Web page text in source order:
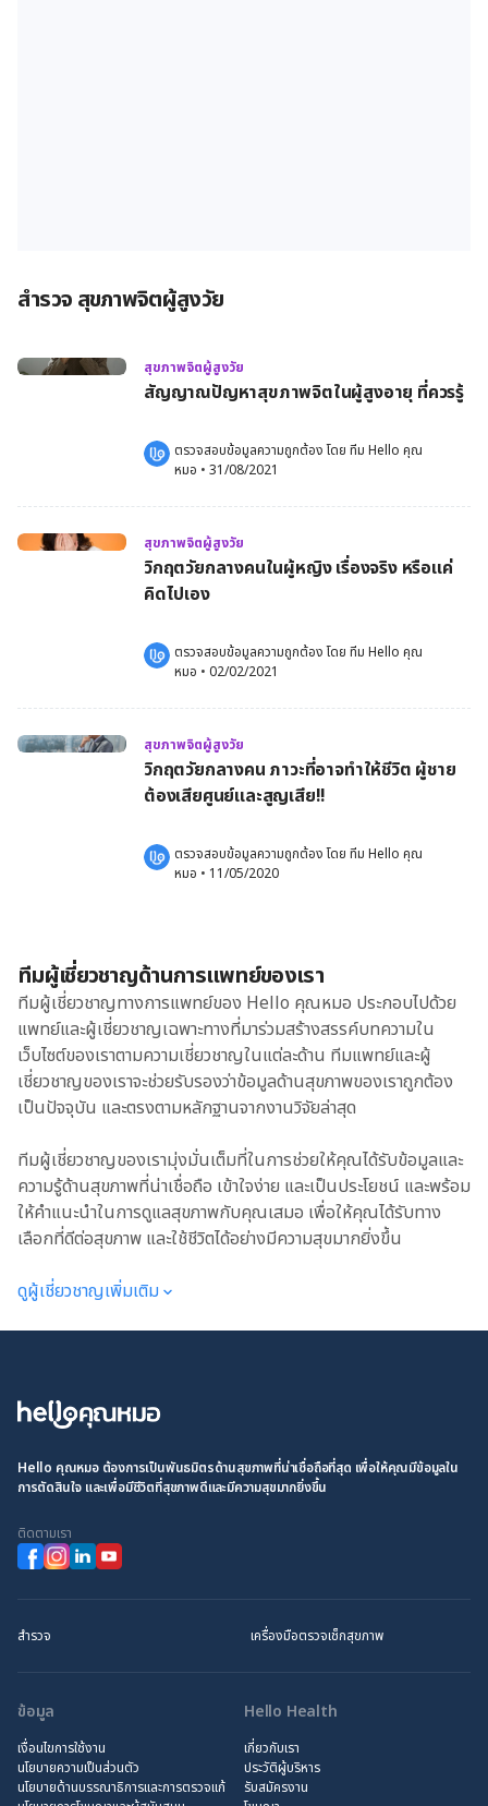
สำรวจ สุขภาพจิตผู้สูงวัย
สุขภาพจิตผู้สูงวัย
สัญญาณปัญหาสุขภาพจิตในผู้สูงอายุ ที่ควรรู้
ตรวจสอบข้อมูลความถูกต้อง โดย ทีม Hello คุณ
หมอ • 31/08/2021
สุขภาพจิตผู้สูงวัย
วิกฤตวัยกลางคนในผู้หญิง เรื่องจริง หรือแค่
คิดไปเอง
ตรวจสอบข้อมูลความถูกต้อง โดย ทีม Hello คุณ
หมอ • 02/02/2021
สุขภาพจิตผู้สูงวัย
วิกฤตวัยกลางคน ภาวะที่อาจทำให้ชีวิต ผู้ชาย
ต้องเสียศูนย์และสูญเสีย!!
ตรวจสอบข้อมูลความถูกต้อง โดย ทีม Hello คุณ
หมอ • 11/05/2020
ทีมผู้เชี่ยวชาญด้านการแพทย์ของเรา
ทีมผู้เชี่ยวชาญทางการแพทย์ของ Hello คุณหมอ ประกอบไปด้วย
แพทย์และผู้เชี่ยวชาญเฉพาะทางที่มาร่วมสร้างสรรค์บทความใน
เว็บไซต์ของเราตามความเชี่ยวชาญในแต่ละด้าน ทีมแพทย์และผู้
เชี่ยวชาญของเราจะช่วยรับรองว่าข้อมูลด้านสุขภาพของเราถูกต้อง
เป็นปัจจุบัน และตรงตามหลักฐานจากงานวิจัยล่าสุด
ทีมผู้เชี่ยวชาญของเรามุ่งมั่นเต็มที่ในการช่วยให้คุณได้รับข้อมูลและ
ความรู้ด้านสุขภาพที่น่าเชื่อถือ เข้าใจง่าย และเป็นประโยชน์ และพร้อม
ให้คำแนะนำในการดูแลสุขภาพกับคุณเสมอ เพื่อให้คุณได้รับทาง
เลือกที่ดีต่อสุขภาพ และใช้ชีวิตได้อย่างมีความสุขมากยิ่งขึ้น
ดูผู้เชี่ยวชาญเพิ่มเติม
Hello คุณหมอ ต้องการเป็นพันธมิตรด้านสุขภาพที่น่าเชื่อถือที่สุด เพื่อให้คุณมีข้อมูลใน
การตัดสินใจ และเพื่อมีชีวิตที่สุขภาพดีและมีความสุขมากยิ่งขึ้น
ติดตามเรา
สำรวจ เครื่องมือตรวจเช็กสุขภาพ
ข้อมูล
เงื่อนไขการใช้งาน
นโยบายความเป็นส่วนตัว
นโยบายด้านบรรณาธิการและการตรวจแก้
Hello Health
เกี่ยวกับเรา
ประวัติผู้บริหาร
รับสมัครงาน